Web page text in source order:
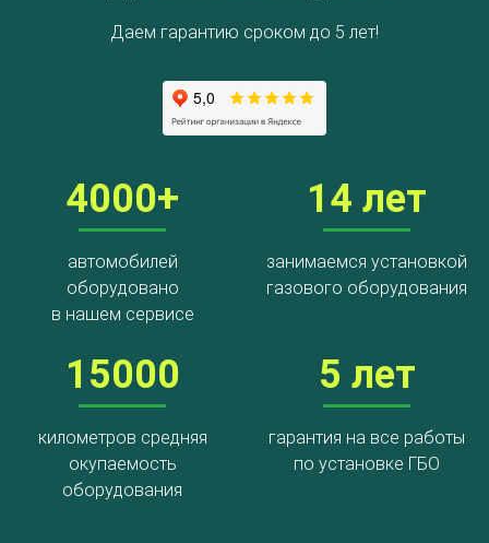
Замена датчика давления
Замена баллона
Регистрация ГБО в ГИБДД
Свидетельство на ГБО
Даем гарантию сроком до 5 лет!
4000+
автомобилей
оборудовано
в нашем сервисе
14 лет
занимаемся установкой
газового оборудования
15000
километров средняя
окупаемость
оборудования
5 лет
гарантия на все работы
по установке ГБО